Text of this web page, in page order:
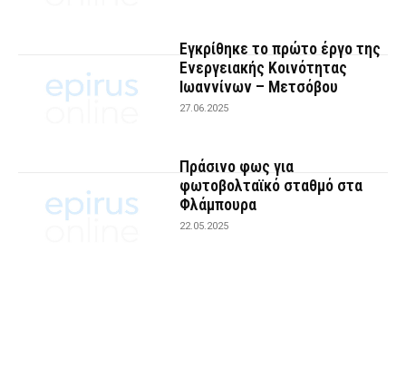
Εγκρίθηκε το πρώτο έργο της
Ενεργειακής Κοινότητας
Ιωαννίνων – Μετσόβου
27.06.2025
Πράσινο φως για
φωτοβολταϊκό σταθμό στα
Φλάμπουρα
22.05.2025